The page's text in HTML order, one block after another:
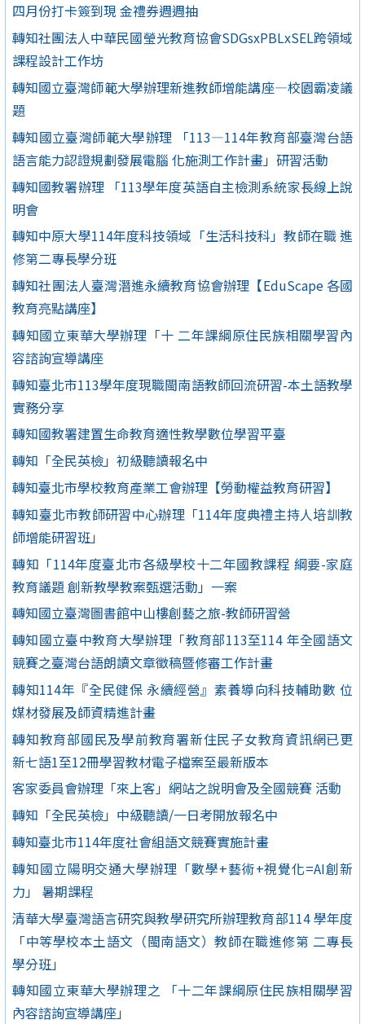
四月份打卡簽到現 金禮券週週抽
轉知社團法人中華民國瑩光教育協會SDGsxPBLxSEL跨領域
課程設計工作坊
轉知國立臺灣師範大學辦理新進教師增能講座—校園霸凌議
題
轉知國立臺灣師範大學辦理 「113—114年教育部臺灣台語
語言能力認證規劃發展電腦 化施測工作計畫」研習活動
轉知國教署辦理 「113學年度英語自主檢測系統家長線上說
明會
轉知中原大學114年度科技領域「生活科技科」教師在職 進
修第二專長學分班
轉知社團法人臺灣潛進永續教育協會辦理【EduScape 各國
教育亮點講座】
轉知國立東華大學辦理「十 二年課綱原住民族相關學習內
容諮詢宣導講座
轉知臺北市113學年度現職閩南語教師回流研習-本土語教學
實務分享
轉知國教署建置生命教育適性教學數位學習平臺
轉知「全民英檢」初級聽讀報名中
轉知臺北市學校教育產業工會辦理【勞動權益教育研習】
轉知臺北市教師研習中心辦理「114年度典禮主持人培訓教
師增能研習班」
轉知「114年度臺北市各級學校十二年國教課程 綱要-家庭
教育議題 創新教學教案甄選活動」一案
轉知國立臺灣圖書館中山樓創藝之旅-教師研習營
轉知國立臺中教育大學辦理「教育部113至114 年全國語文
競賽之臺灣台語朗讀文章徵稿暨修審工作計畫
轉知114年『全民健保 永續經營』素養導向科技輔助數 位
媒材發展及師資精進計畫
轉知教育部國民及學前教育署新住民子女教育資訊網已更
新七語1至12冊學習教材電子檔案至最新版本
客家委員會辦理「來上客」網站之說明會及全國競賽 活動
轉知「全民英檢」中級聽讀/一日考開放報名中
轉知臺北市114年度社會組語文競賽實施計畫
轉知國立陽明交通大學辦理「數學+藝術+視覺化=AI創新
力」 暑期課程
清華大學臺灣語言研究與教學研究所辦理教育部114 學年度
「中等學校本土語文（閩南語文）教師在職進修第 二專長
學分班」
轉知國立東華大學辦理之 「十二年課綱原住民族相關學習
內容諮詢宣導講座」